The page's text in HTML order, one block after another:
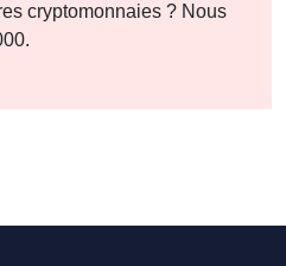
cryptomonnaies ? Nous